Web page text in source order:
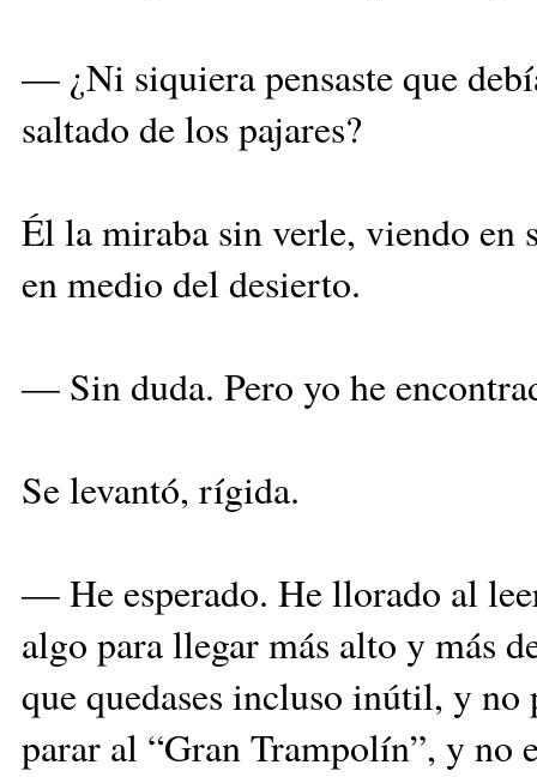
— ¿Ni siquiera pensaste que
saltado de los pajares?
Él la miraba sin verle, viendo en
en medio del desierto.
— Sin duda. Pero yo he
Se levantó, rígida.
— He esperado. He llorado al
algo para llegar más alto y más
que quedases incluso inútil, y no
parar al “Gran Trampolín”, y no